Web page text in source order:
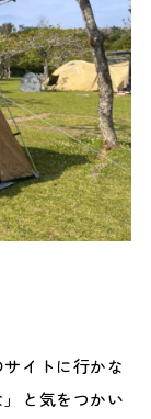
イトに行かな
と気をつかい